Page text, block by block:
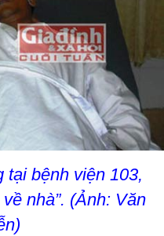
tại bệnh viện 103,
nhà”. (Ảnh: Văn